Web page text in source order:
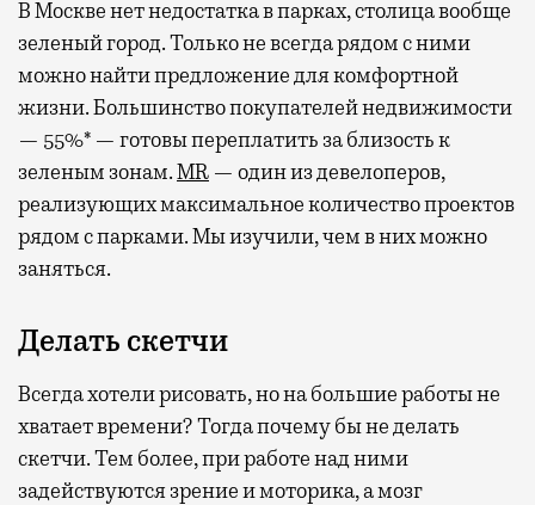
В Москве нет недостатка в парках, столица вообще
зеленый город. Только не всегда рядом с ними
можно найти предложение для комфортной
жизни. Большинство покупателей недвижимости
— 55%* — готовы переплатить за близость к
зеленым зонам.MR — один из девелоперов,
реализующих максимальное количество проектов
рядом с парками. Мы изучили, чем в них можно
заняться.
Делать скетчи
Всегда хотели рисовать, но на большие работы не
хватает времени? Тогда почему бы не делать
скетчи. Тем более, при работе над ними
задействуются зрение и моторика, а мозг